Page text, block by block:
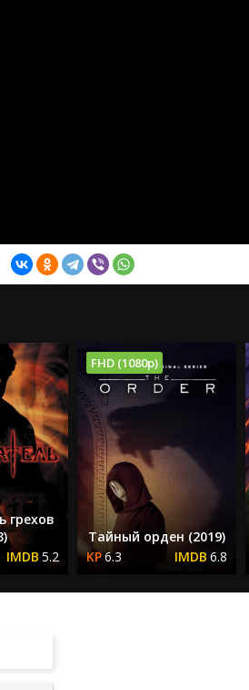
грехов
5.2
FHD (1080p)
Тайный орден (2019)
6.3
6.8